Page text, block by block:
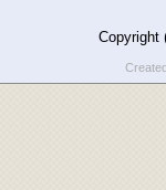
Copyright